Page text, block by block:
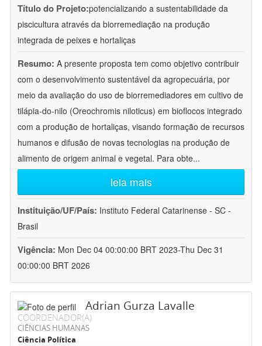
Título do Projeto:potencializando a sustentabilidade da
piscicultura através da biorremediação na produção
integrada de peixes e hortaliças
Resumo: A presente proposta tem como objetivo contribuir
com o desenvolvimento sustentável da agropecuária, por
meio da avaliação do uso de biorremediadores em cultivo de
tilápia-do-nilo (Oreochromis niloticus) em bioflocos integrado
com a produção de hortaliças, visando formação de recursos
humanos e difusão de novas tecnologias na produção de
alimento de origem animal e vegetal. Para obte...
leia mais
Instituição/UF/País: Instituto Federal Catarinense - SC -
Brasil
Vigência: Mon Dec 04 00:00:00 BRT 2023-Thu Dec 31
00:00:00 BRT 2026
Adrian Gurza Lavalle
COORDENADOR(A)
CIÊNCIAS HUMANAS
Ciência Política